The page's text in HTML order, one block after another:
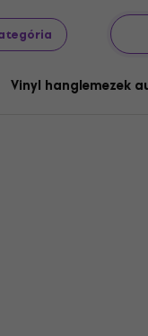
Vinyl hanglemezek